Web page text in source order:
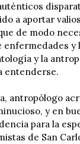
a aportar
de modo
y
y la
entenderse.
antropólogo
y en
para la
de San